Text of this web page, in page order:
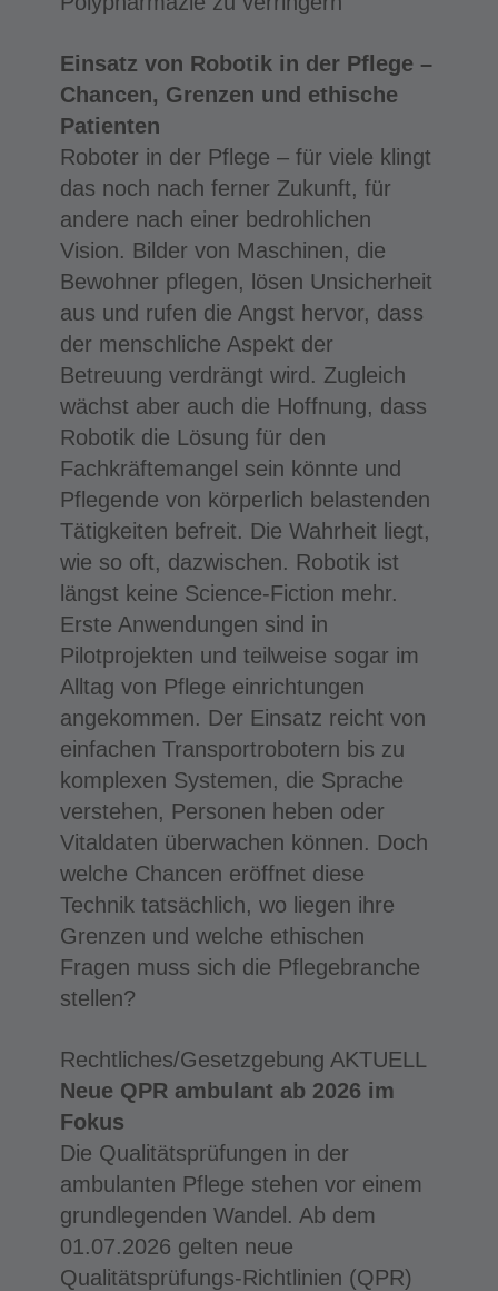
Einsatz von Robotik in der Pflege –
Chancen, Grenzen und ethische
Patienten
Roboter in der Pflege – für viele klingt
das noch nach ferner Zukunft, für
andere nach einer bedrohlichen
Vision. Bilder von Maschinen, die
Bewohner pflegen, lösen Unsicherheit
aus und rufen die Angst hervor, dass
der menschliche Aspekt der
Betreuung verdrängt wird. Zugleich
wächst aber auch die Hoffnung, dass
Robotik die Lösung für den
Fachkräftemangel sein könnte und
Pflegende von körperlich belastenden
Tätigkeiten befreit. Die Wahrheit liegt,
wie so oft, dazwischen. Robotik ist
längst keine Science-Fiction mehr.
Erste Anwendungen sind in
Pilotprojekten und teilweise sogar im
Alltag von Pflege einrichtungen
angekommen. Der Einsatz reicht von
einfachen Transportrobotern bis zu
komplexen Systemen, die Sprache
verstehen, Personen heben oder
Vitaldaten überwachen können. Doch
welche Chancen eröffnet diese
Technik tatsächlich, wo liegen ihre
Grenzen und welche ethischen
Fragen muss sich die Pflegebranche
stellen?
Rechtliches/Gesetzgebung AKTUELL
Neue QPR ambulant ab 2026 im
Fokus
Die Qualitätsprüfungen in der
ambulanten Pflege stehen vor einem
grundlegenden Wandel. Ab dem
01.07.2026 gelten neue
Qualitätsprüfungs-Richtlinien (QPR)